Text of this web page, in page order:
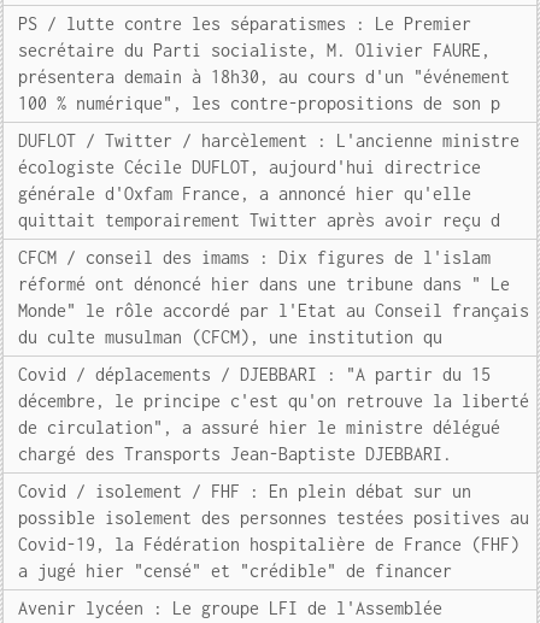
PS / lutte contre les séparatismes : Le Premier
secrétaire du Parti socialiste, M. Olivier FAURE,
présentera demain à 18h30, au cours d'un "événement
100 % numérique", les contre-propositions de son p
DUFLOT / Twitter / harcèlement : L'ancienne ministre
écologiste Cécile DUFLOT, aujourd'hui directrice
générale d'Oxfam France, a annoncé hier qu'elle
quittait temporairement Twitter après avoir reçu d
CFCM / conseil des imams : Dix figures de l'islam
réformé ont dénoncé hier dans une tribune dans " Le
Monde" le rôle accordé par l'Etat au Conseil français
du culte musulman (CFCM), une institution qu
Covid / déplacements / DJEBBARI : "A partir du 15
décembre, le principe c'est qu'on retrouve la liberté
de circulation", a assuré hier le ministre délégué
chargé des Transports Jean-Baptiste DJEBBARI.
Covid / isolement / FHF : En plein débat sur un
possible isolement des personnes testées positives au
Covid-19, la Fédération hospitalière de France (FHF)
a jugé hier "censé" et "crédible" de financer
Avenir lycéen : Le groupe LFI de l'Assemblée